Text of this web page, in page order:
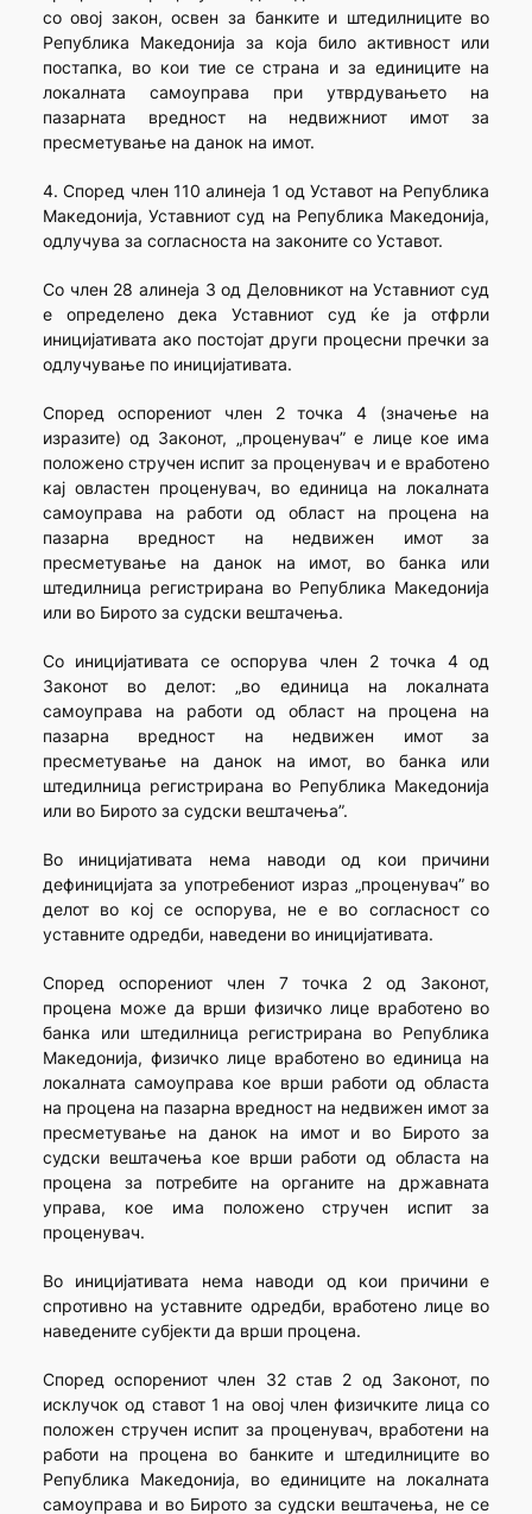
со овој закон, освен за банките и штедилниците во
Република Македонија за која било активност или
постапка, во кои тие се страна и за единиците на
локалната самоуправа при утврдувањето на
пазарната вредност на недвижниот имот за
пресметување на данок на имот.
4. Според член 110 алинеја 1 од Уставот на Република
Македонија, Уставниот суд на Република Македонија,
одлучува за согласноста на законите со Уставот.
Со член 28 алинеја 3 од Деловникот на Уставниот суд
е определено дека Уставниот суд ќе ја отфрли
иницијативата ако постојат други процесни пречки за
одлучување по иницијативата.
Според оспорениот член 2 точка 4 (значење на
изразите) од Законот, „проценувач” е лице кое има
положено стручен испит за проценувач и е вработено
кај овластен проценувач, во единица на локалната
самоуправа на работи од област на процена на
пазарна вредност на недвижен имот за
пресметување на данок на имот, во банка или
штедилница регистрирана во Република Македонија
или во Бирото за судски вештачења.
Со иницијативата се оспорува член 2 точка 4 од
Законот во делот: „во единица на локалната
самоуправа на работи од област на процена на
пазарна вредност на недвижен имот за
пресметување на данок на имот, во банка или
штедилница регистрирана во Република Македонија
или во Бирото за судски вештачења”.
Во иницијативата нема наводи од кои причини
дефиницијата за употребениот израз „проценувач” во
делот во кој се оспорува, не е во согласност со
уставните одредби, наведени во иницијативата.
Според оспорениот член 7 точка 2 од Законот,
процена може да врши физичко лице вработено во
банка или штедилница регистрирана во Република
Македонија, физичко лице вработено во единица на
локалната самоуправа кое врши работи од областа
на процена на пазарна вредност на недвижен имот за
пресметување на данок на имот и во Бирото за
судски вештачења кое врши работи од областа на
процена за потребите на органите на државната
управа, кое има положено стручен испит за
проценувач.
Во иницијативата нема наводи од кои причини е
спротивно на уставните одредби, вработено лице во
наведените субјекти да врши процена.
Според оспорениот член 32 став 2 од Законот, по
исклучок од ставот 1 на овој член физичките лица со
положен стручен испит за проценувач, вработени на
работи на процена во банките и штедилниците во
Република Македонија, во единиците на локалната
самоуправа и во Бирото за судски вештачења, не се